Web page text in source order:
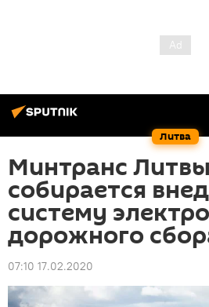
Литва
Минтранс Литвы
собирается
систему
дорожного
07:10 17.02.2020